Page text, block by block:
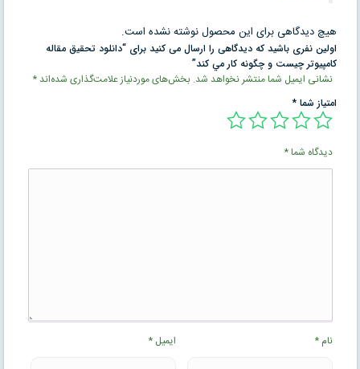
هیچ دیدگاهی برای این محصول نوشته نشده است.
اولین نفری باشید که دیدگاهی را ارسال می کنید برای “دانلود تحقیق مقاله
كامپيوتر چيست و چگونه كار مي كند”
نشانی ایمیل شما منتشر نخواهد شد. بخش‌های موردنیاز علامت‌گذاری شده‌اند*
امتیاز شما*
دیدگاه شما*
نام* ایمیل*